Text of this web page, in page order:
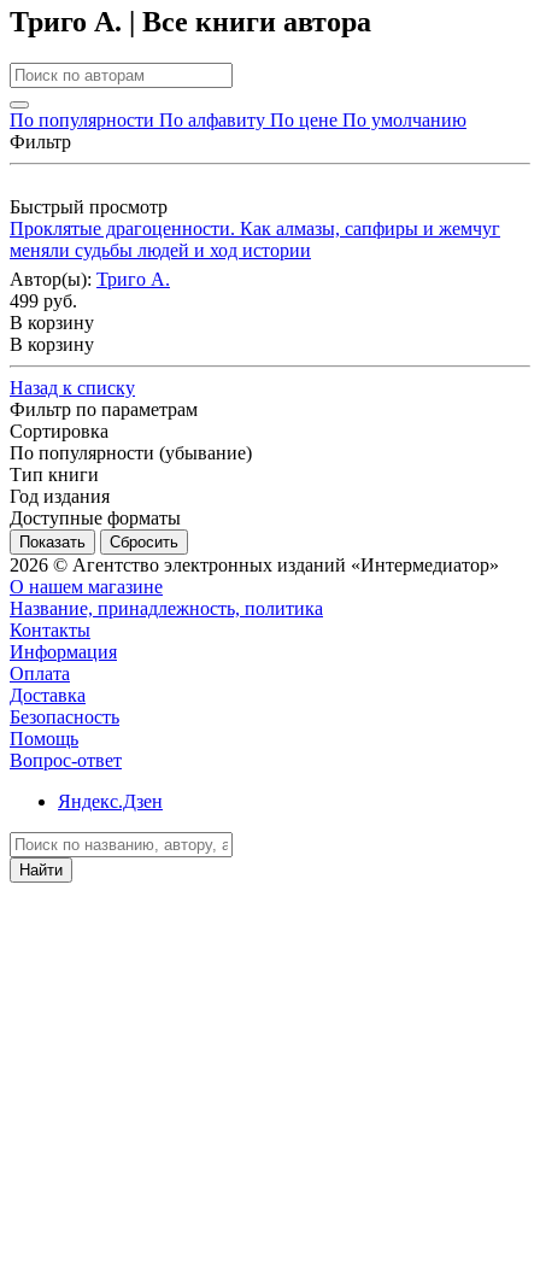
Триго А. | Все книги автора
По популярности По алфавиту По цене По умолчанию
Фильтр
Быстрый просмотр
Проклятые драгоценности. Как алмазы, сапфиры и жемчуг
меняли судьбы людей и ход истории
Автор(ы): Триго А.
499 руб.
В корзину
В корзину
Назад к списку
Фильтр по параметрам
Сортировка
По популярности (убывание)
Тип книги
Год издания
Доступные форматы
Сбросить
2026 © Агентство электронных изданий «Интермедиатор»
О нашем магазине
Название, принадлежность, политика
Контакты
Информация
Оплата
Доставка
Безопасность
Помощь
Вопрос-ответ
Яндекс.Дзен
Найти